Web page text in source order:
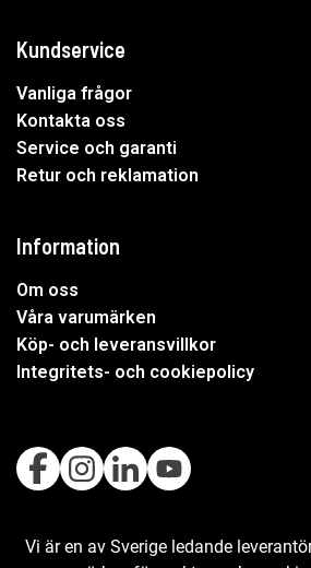
Kundservice
Vanliga frågor
Kontakta oss
Service och garanti
Retur och reklamation
Information
Om oss
Våra varumärken
Köp- och leveransvillkor
Integritets- och cookiepolicy
Vi är en av Sverige ledande